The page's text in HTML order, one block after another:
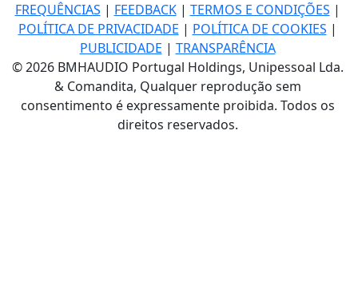
FREQUÊNCIAS | FEEDBACK| TERMOS E CONDIÇÕES |
POLÍTICA DE PRIVACIDADE | POLÍTICA DE COOKIES |
PUBLICIDADE | TRANSPARÊNCIA
© 2026 BMHAUDIO Portugal Holdings, Unipessoal Lda.
& Comandita, Qualquer reprodução sem
consentimento é expressamente proibida. Todos os
direitos reservados.